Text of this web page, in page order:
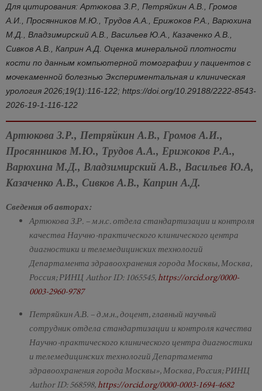
Для цитирования: Артюкова З.Р., Петряйкин А.В., Громов
А.И., Просянников М.Ю., Трудов А.А., Ерижоков Р.А., Варюхина
М.Д., Владзимирский А.В., Васильев Ю.А., Казаченко А.В.,
Сивков А.В., Каприн А.Д. Оценка минеральной плотности
кости по данным компьютерной томографии у пациентов с
мочекаменной болезнью Экспериментальная и клиническая
урология 2026;19(1):116-122; https://doi.org/10.29188/2222-8543-
2026-19-1-116-122
Артюкова З.Р., Петряйкин А.В., Громов А.И.,
Просянников М.Ю., Трудов А.А., Ерижоков Р.А.,
Варюхина М.Д., Владзимирский А.В., Васильев Ю.А,
Казаченко А.В., Сивков А.В., Каприн А.Д.
Сведения об авторах:
Артюкова З.Р. – м.н.с. отдела стандартизации и контроля
качества Научно-практического клинического центра
диагностики и телемедицинских технологий
Департамента здравоохранения города Москвы, Москва,
Россия; РИНЦ Author ID: 1065545,https://orcid.org/0000-
0003-2960-9787
Петряйкин А.В. – д.м.н., доцент, главный научный
сотрудник отдела стандартизации и контроля качества
Научно-практического клинического центра диагностики
и телемедицинских технологий Департамента
здравоохранения города Москвы», Москва, Роcсия; РИНЦ
Author ID: 568598,https://orcid.org/0000-0003-1694-4682